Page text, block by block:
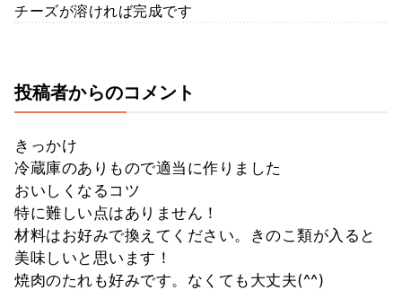
チーズが溶ければ完成です
投稿者からのコメント
きっかけ
冷蔵庫のありもので適当に作りました
おいしくなるコツ
特に難しい点はありません！
材料はお好みで換えてください。きのこ類が入ると
美味しいと思います！
焼肉のたれも好みです。なくても大丈夫(^^)